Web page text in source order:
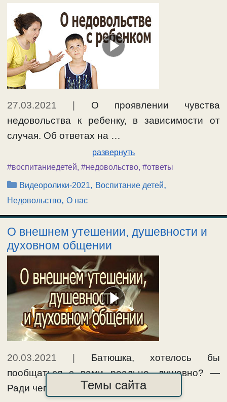
27.03.2021
О проявлении чувства
недовольства к ребенку, в зависимости от
случая. Об ответах на …
развернуть
#воспитаниедетей, #недовольство, #ответы
Рубрики
Видеоролики-2021, Воспитание детей,
Недовольство, О нас
О внешнем утешении, душевности и
духовном общении
20.03.2021
Батюшка, хотелось бы
пообщаться с вами реально, душевно? —
Ради чего мы с вами общаемся, …
Темы сайта